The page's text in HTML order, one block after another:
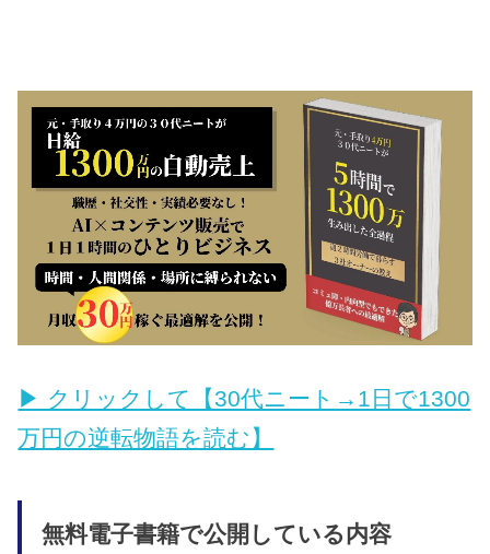
▶︎ クリックして【30代ニート→1日で1300
万円の逆転物語を読む】
無料電子書籍で公開している内容